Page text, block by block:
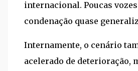
internacional. Poucas
condenação quase
Internamente, o cenário
acelerado de deterioração,